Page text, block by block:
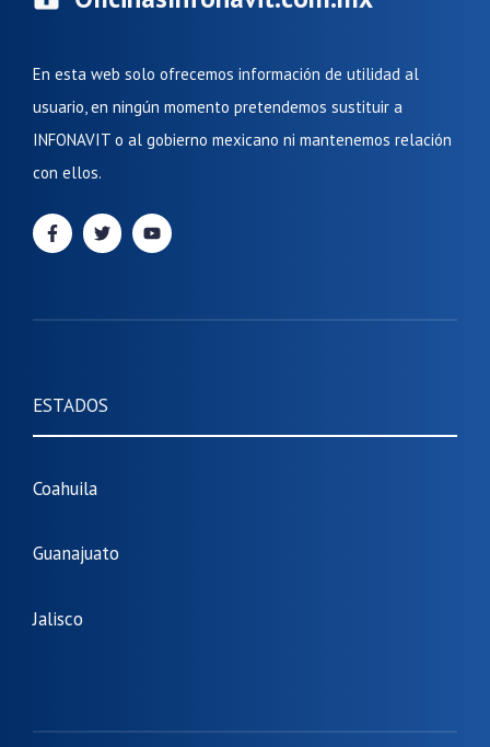
En esta web solo ofrecemos información de utilidad al
usuario, en ningún momento pretendemos sustituir a
INFONAVIT o al gobierno mexicano ni mantenemos relación
con ellos.
ESTADOS
Coahuila
Guanajuato
Jalisco